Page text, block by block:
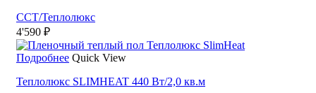
ССТ/Теплолюкс
4'590 ₽
Подробнее Quick View
Теплолюкс SLIMHEAT 440 Вт/2,0 кв.м